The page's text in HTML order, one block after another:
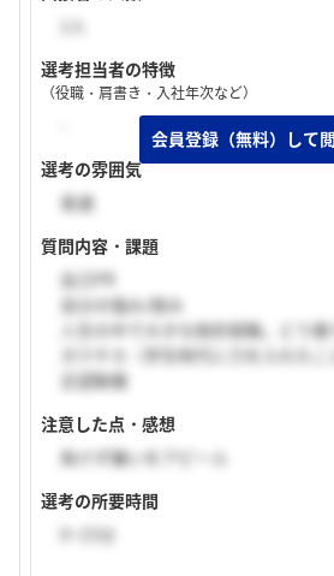
選考担当者の特徴
（役職・肩書き・入社年次など）
選考の雰囲気
普通
質問内容・課題
自己PR
自分の強み/弱み
人生の中で大きな挫折経験。どう
ガクチカ（学生時代に力を入れたこ
志望動機
注意した点・感想
負けず嫌いをアピール
選考の所要時間
0~15分